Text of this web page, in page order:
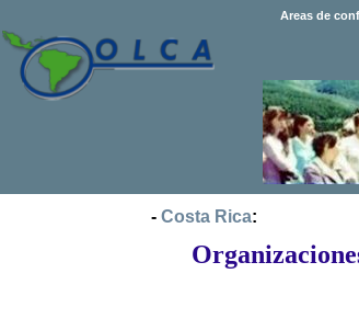
Areas de
- Costa Rica: